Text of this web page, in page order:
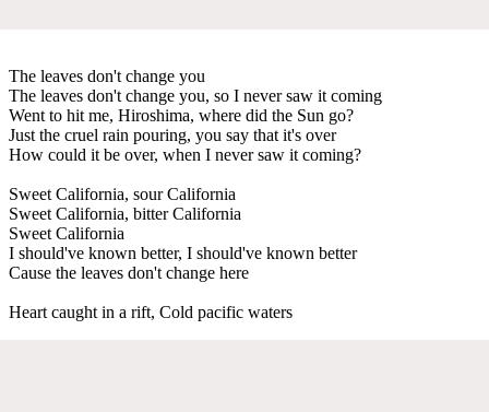
The leaves don't change you
The leaves don't change you, so I never saw it coming
Went to hit me, Hiroshima, where did the Sun go?
Just the cruel rain pouring, you say that it's over
How could it be over, when I never saw it coming?
Sweet California, sour California
Sweet California, bitter California
Sweet California
I should've known better, I should've known better
Cause the leaves don't change here
Heart caught in a rift, Cold pacific waters